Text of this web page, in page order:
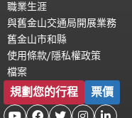
職業生涯
與舊金山交通局開展業務
舊金山市和縣
使用條款/隱私權政策
檔案
規劃您的行程 票價